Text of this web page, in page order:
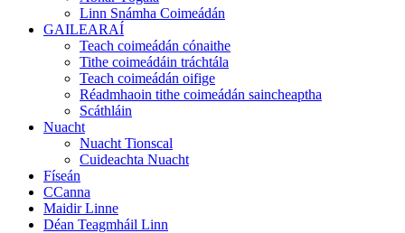
Linn Snámha Coimeádán
GAILEARAÍ
Teach coimeádán cónaithe
Tithe coimeádáin tráchtála
Teach coimeádán oifige
Réadmhaoin tithe coimeádán saincheaptha
Scáthláin
Nuacht
Nuacht Tionscal
Cuideachta Nuacht
Físeán
CCanna
Maidir Linne
Déan Teagmháil Linn